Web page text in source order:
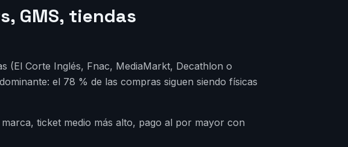
GMS, tiendas
(El Corte Inglés, Fnac, MediaMarkt, Decathlon o
el 78 % de las compras siguen siendo físicas
ticket medio más alto, pago al por mayor con